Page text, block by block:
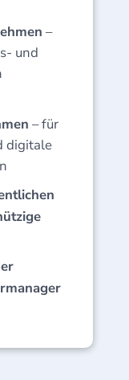
–
und
– für
digitale